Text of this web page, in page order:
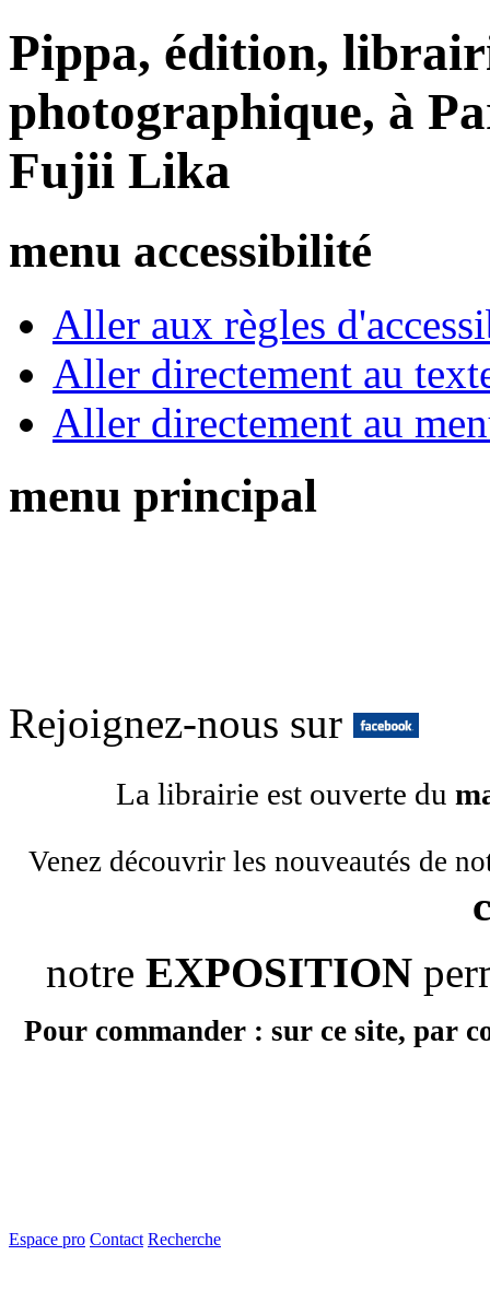
Pippa, édition,
photographique, à
Fujii Lika
menu accessibilité
Aller aux règles
Aller directement au
Aller directement au
menu principal
Rejoignez-nous sur
La librairie est ouverte du
Venez découvrir les nouveautés de
notre EXPOSITION
Pour commander : sur ce site, par
Espace pro Contact Recherche